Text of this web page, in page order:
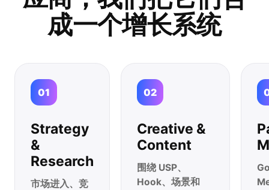
成一个增长系统
01
Strategy
&
Research
市场进入、竞
02
Creative &
Content
围绕 USP、
Hook、场景和